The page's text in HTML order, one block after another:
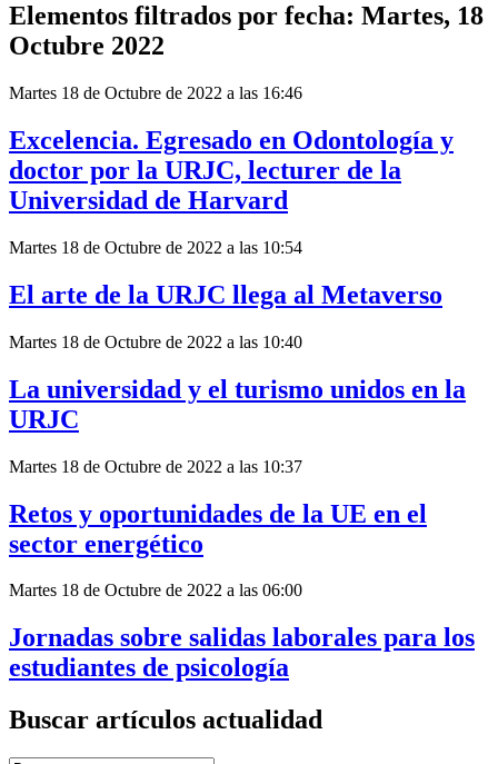
Elementos filtrados por fecha: Martes, 18
Octubre 2022
Martes 18 de Octubre de 2022 a las 16:46
Excelencia. Egresado en Odontología y
doctor por la URJC, lecturer de la
Universidad de Harvard
Martes 18 de Octubre de 2022 a las 10:54
El arte de la URJC llega al Metaverso
Martes 18 de Octubre de 2022 a las 10:40
La universidad y el turismo unidos en la
URJC
Martes 18 de Octubre de 2022 a las 10:37
Retos y oportunidades de la UE en el
sector energético
Martes 18 de Octubre de 2022 a las 06:00
Jornadas sobre salidas laborales para los
estudiantes de psicología
Buscar artículos actualidad